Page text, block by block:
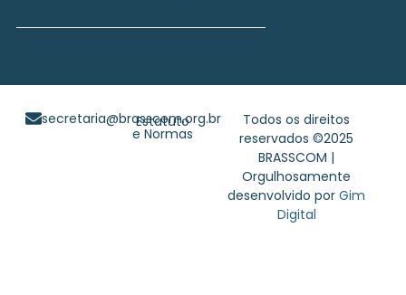
Todos os direitos
reservados ©2025
BRASSCOM |
Orgulhosamente
desenvolvido porGim
Digital
secretaria@brasscom.org.br
Estatuto
e Normas